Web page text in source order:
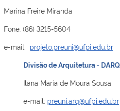
Marina Freire Miranda
Fone: (86) 3215-5604
e-mail: projeto.preuni@ufpi.edu.br
Divisão de Arquitetura - DARQ
Ilana Maria de Moura Sousa
e-mail: preuni.arq@ufpi.edu.br